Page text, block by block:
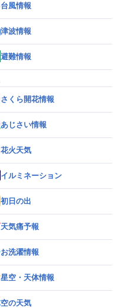
台風情報
津波情報
避難情報
さくら開花情報
あじさい情報
花火天気
イルミネーション
初日の出
天気痛予報
お洗濯情報
星空・天体情報
空の天気